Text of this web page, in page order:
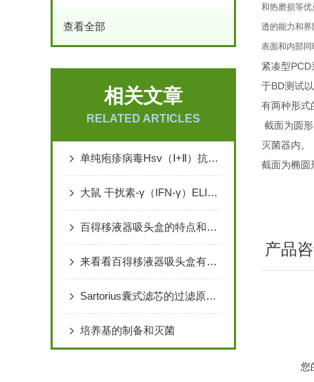
查看全部
相关文章
RELATED ARTICLES
单纯疱疹病毒Hsv（Ⅰ+Ⅱ）抗体检测试剂盒（胶体金法）
大鼠 干扰素-γ（IFN-γ）ELISA 检测试剂盒说明书
百得移液器吸头盒的特点和使用方法介绍
来看看百得移液器吸头盒有哪些设备特点
Sartorius囊式滤芯的过滤原理与在生物工艺中的重要性
培养基的制备和灭菌
和热磨损等
透的能力和
表面和内部同
紧凑型
于BD测试
有两种形式
截面为圆
灭菌器内。
截面为椭圆
产品
您